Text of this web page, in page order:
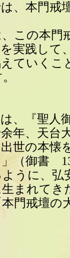
、本門戒
この本門
実践して
ていくこ
、『聖人
余年、天台
世の本懐
（御書
うに、弘
生まれて
門戒壇の